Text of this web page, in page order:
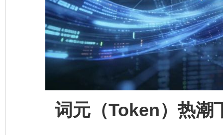
词元（Token）热潮